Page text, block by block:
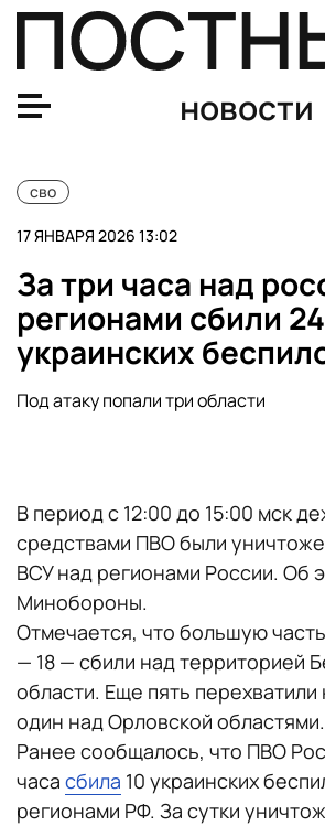
новости
сво
17 ЯНВАРЯ 2026 13:02
За три часа над
регионами сбили 24
украинских
Под атаку попали три области
В период с 12:00 до 15:00 мск
средствами ПВО были
ВСУ над регионами России. Об
Минобороны.
Отмечается, что большую
— 18 — сбили над территорией
области. Еще пять перехватили
один над Орловской областями.
Ранее сообщалось, что ПВО
часа сбила 10 украинских
регионами РФ. За сутки
За ночь ПВО сбила 99 дронов над